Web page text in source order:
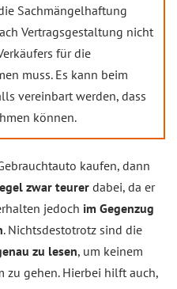
Sachmängelhaftung
Vertragsgestaltung nicht
für die
muss. Es kann beim
vereinbart werden, dass
können.
kaufen, dann
zwar teurer dabei, da er
jedoch im Gegenzug
. Nichtsdestotrotz sind die
zu lesen, um keinem
zu gehen. Hierbei hilft auch,